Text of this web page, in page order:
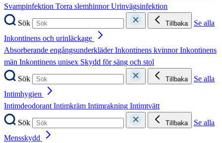
Svampinfektion Torra slemhinnorUrinvägsinfektion
Sök
Tillbaka
Se alla
Inkontinens och urinläckage
Absorberande engångsunderkläderInkontinens kvinnorInkontinens
män Inkontinens unisex Skydd för säng och stol
Sök
Tillbaka
Se alla
Intimhygien
IntimdeodorantIntimkräm Intimrakning Intimtvätt
Sök
Tillbaka
Se alla
Mensskydd